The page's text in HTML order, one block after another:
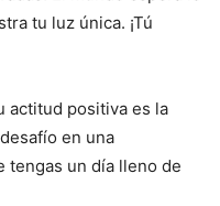
tu luz única. ¡Tú
actitud positiva es la
en una
tengas un día lleno de